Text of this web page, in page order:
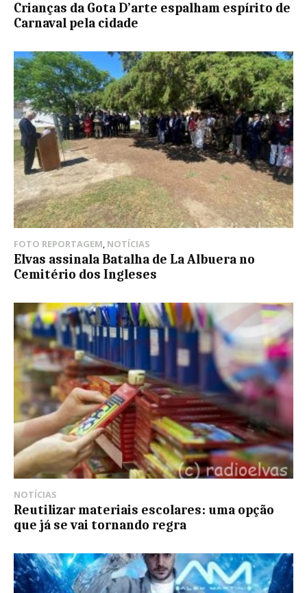
Crianças da Gota D’arte espalham espírito de
Carnaval pela cidade
FOTO REPORTAGEM NOTÍCIAS
Elvas assinala Batalha de La Albuera no
Cemitério dos Ingleses
NOTÍCIAS
Reutilizar materiais escolares: uma opção
que já se vai tornando regra